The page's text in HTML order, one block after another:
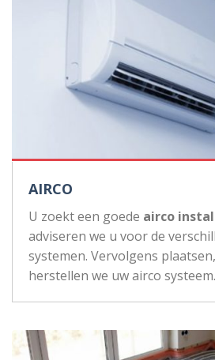
AIRCO
U zoekt een goede airco
adviseren we u voor de
systemen. Vervolgens
herstellen we uw airco systeem.